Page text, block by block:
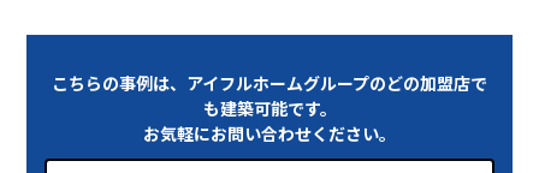
こちらの事例は、アイフルホームグループのどの加盟店で
も建築可能です。
お気軽にお問い合わせください。